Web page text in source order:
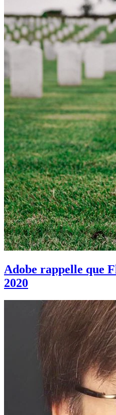
Adobe rappelle que
2020